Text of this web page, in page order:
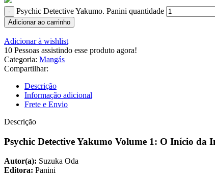
Psychic Detective Yakumo. Panini quantidade
Adicionar ao carrinho
Adicionar à wishlist
10 Pessoas assistindo esse produto agora!
Categoria: Mangás
Compartilhar:
Descrição
Informação adicional
Frete e Envio
Descrição
Psychic Detective Yakumo Volume 1: O Início
Autor(a): Suzuka Oda
Editora: Panini